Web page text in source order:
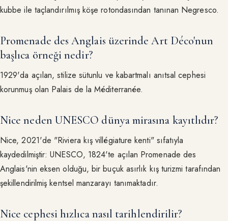
kubbe ile taçlandırılmış köşe rotondasından tanınan Negresco.
Promenade des Anglais üzerinde Art Déco'nun
başlıca örneği nedir?
1929'da açılan, stilize sütunlu ve kabartmalı anıtsal cephesi
korunmuş olan Palais de la Méditerranée.
Nice neden UNESCO dünya mirasına kayıtlıdır?
Nice, 2021'de "Riviera kış villégiature kenti" sıfatıyla
kaydedilmiştir: UNESCO, 1824'te açılan Promenade des
Anglais'nin eksen olduğu, bir buçuk asırlık kış turizmi tarafından
şekillendirilmiş kentsel manzarayı tanımaktadır.
Nice cephesi hızlıca nasıl tarihlendirilir?